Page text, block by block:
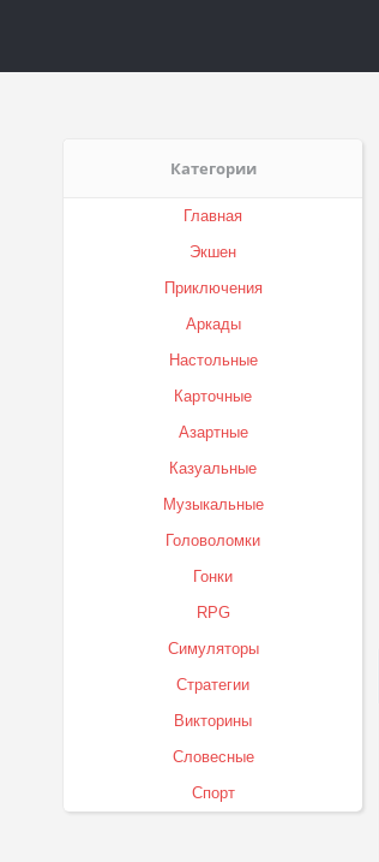
Категории
Главная
Экшен
Приключения
Аркады
Настольные
Карточные
Азартные
Казуальные
Музыкальные
Головоломки
Гонки
RPG
Симуляторы
Стратегии
Викторины
Словесные
Спорт